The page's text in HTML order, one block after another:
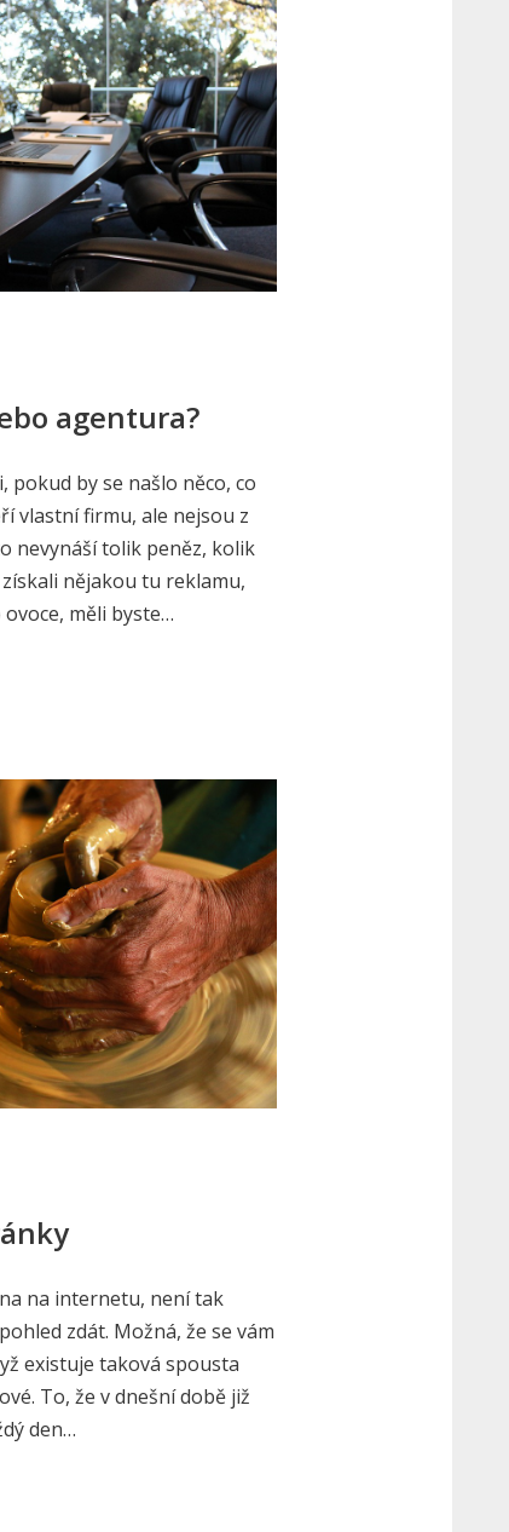
agentura?
pokud by se našlo něco, co
vlastní firmu, ale nejsou z
nevynáší tolik peněz, kolik
nějakou tu reklamu,
měli byste…
na internetu, není tak
zdát. Možná, že se vám
existuje taková spousta
To, že v dnešní době již
den…